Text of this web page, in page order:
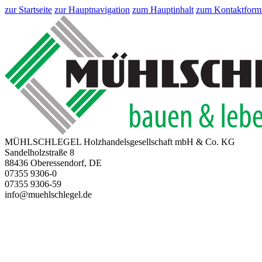
zur Startseite zur Hauptnavigation zum Hauptinhalt zum
MÜHLSCHLEGEL Holzhandelsgesellschaft mbH & Co. KG
Sandelholzstraße 8
88436 Oberessendorf, DE
07355 9306-0
07355 9306-59
info@muehlschlegel.de